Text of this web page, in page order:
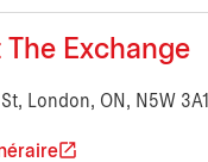
Exchange
London, ON, N5W 3A1